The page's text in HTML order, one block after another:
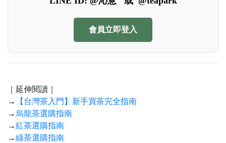
會員立即登入
｜延伸閱讀｜
→
【台灣茶入門】新手買茶完全指南
→ 烏龍茶選購指南
→紅茶選購指南
→綠茶選購指南